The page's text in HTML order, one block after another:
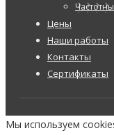
Цены
Наши работы
Контакты
Сертификаты
Мы используем